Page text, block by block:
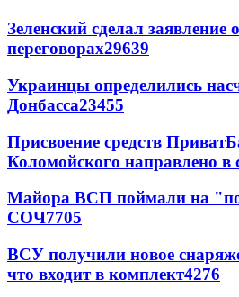
Зеленский сделал
переговорах29639
Украинцы определились
Донбасса23455
Присвоение средств
Коломойского направлено в
Майора ВСП поймали на
СОЧ7705
ВСУ получили новое
что входит в комплект4276